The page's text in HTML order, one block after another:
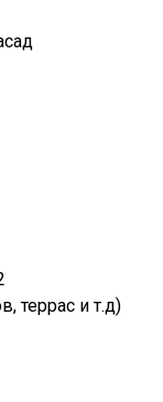
террас и т.д)